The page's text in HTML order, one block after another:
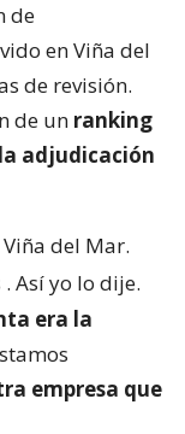
de
en Viña del
de revisión.
de un ranking
adjudicación
del Mar.
. Así yo lo dije.
era la
empresa que